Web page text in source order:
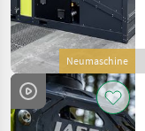
Neumaschine